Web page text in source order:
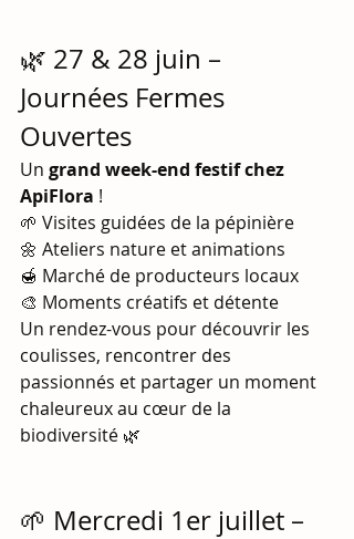
🌿 27 & 28 juin –
Journées Fermes
Ouvertes
Un grand week-end festif chez
ApiFlora !
🌱 Visites guidées de la pépinière
🌼 Ateliers nature et animations
🍯 Marché de producteurs locaux
🎨 Moments créatifs et détente
Un rendez-vous pour découvrir les
coulisses, rencontrer des
passionnés et partager un moment
chaleureux au cœur de la
biodiversité 🌿
🌱 Mercredi 1er juillet –